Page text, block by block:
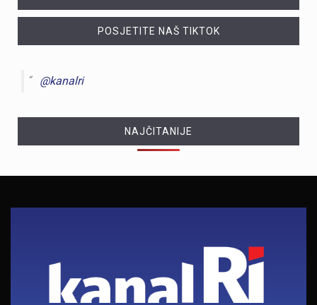
POSJETITE NAŠ TIKTOK
@kanalri
NAJČITANIJE